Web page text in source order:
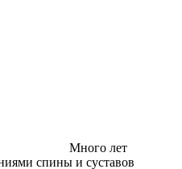
Много лет
спины и суставов